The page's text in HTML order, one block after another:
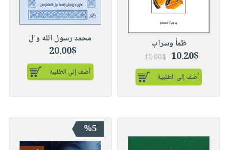
ظمأ وسراب
10.20$
12.00$
أضف إلى الطلبية
محمد رسول الله وال
20.00$
أضف إلى الطلبية
%5